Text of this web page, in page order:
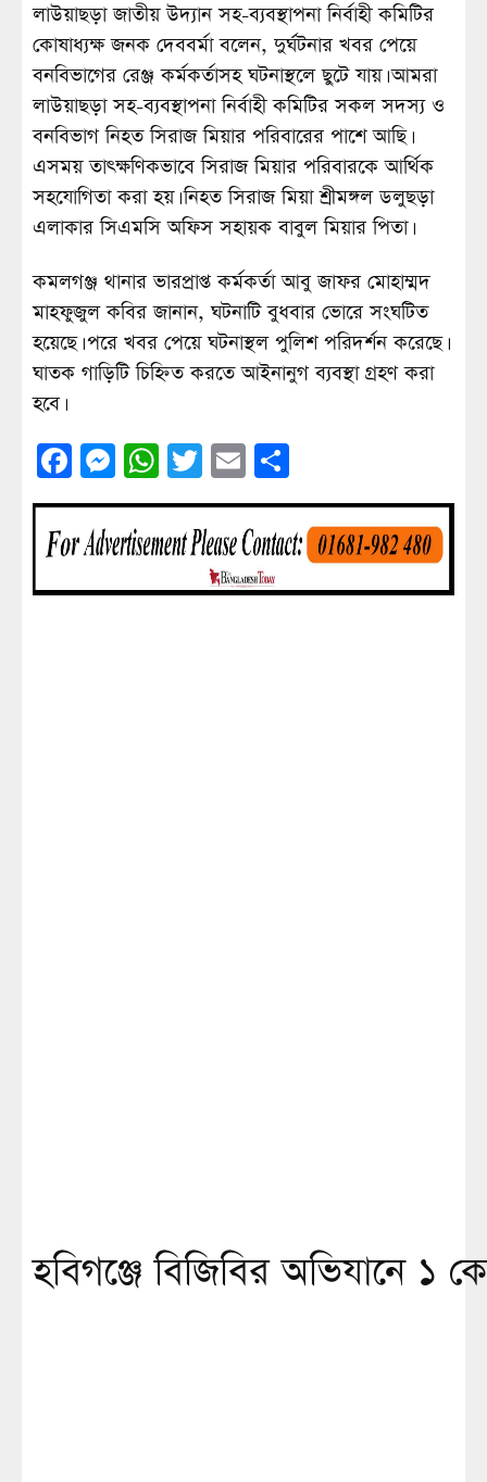
লাউয়াছড়া জাতীয় উদ্যান সহ-ব্যবস্থাপনা নির্বাহী কমিটির
কোষাধ্যক্ষ জনক দেববর্মা বলেন, দুর্ঘটনার খবর পেয়ে
বনবিভাগের রেঞ্জ কর্মকর্তাসহ ঘটনাস্থলে ছুটে যায়। আমরা
লাউয়াছড়া সহ-ব্যবস্থাপনা নির্বাহী কমিটির সকল সদস্য ও
বনবিভাগ নিহত সিরাজ মিয়ার পরিবারের পাশে আছি।
এসময় তাৎক্ষণিকভাবে সিরাজ মিয়ার পরিবারকে আর্থিক
সহযোগিতা করা হয়। নিহত সিরাজ মিয়া শ্রীমঙ্গল ডলুছড়া
এলাকার সিএমসি অফিস সহায়ক বাবুল মিয়ার পিতা।
কমলগঞ্জ থানার ভারপ্রাপ্ত কর্মকর্তা আবু জাফর মোহাম্মদ
মাহফুজুল কবির জানান, ঘটনাটি বুধবার ভোরে সংঘটিত
হয়েছে। পরে খবর পেয়ে ঘটনাস্থল পুলিশ পরিদর্শন করেছে।
ঘাতক গাড়িটি চিহ্নিত করতে আইনানুগ ব্যবস্থা গ্রহণ করা
হবে।
Facebook
Messenger
WhatsApp
Twitter
Email
হবিগঞ্জে বিজিবির অভিযানে ১